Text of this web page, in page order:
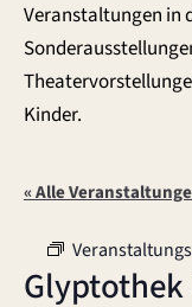
Veranstaltungen in
Kinder.
« Alle
Glyptothek